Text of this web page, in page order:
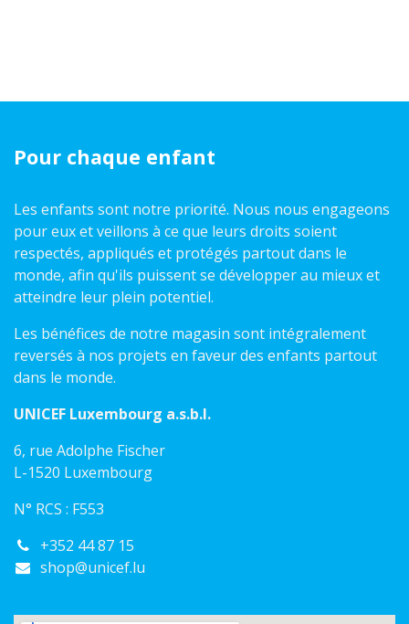
Pour chaque enfant
Les enfants sont notre priorité. Nous nous engageons
pour eux et veillons à ce que leurs droits soient
respectés, appliqués et protégés partout dans le
monde, afin qu'ils puissent se développer au mieux et
atteindre leur plein potentiel.
Les bénéfices de notre magasin sont intégralement
reversés à nos projets en faveur des enfants partout
dans le monde.
UNICEF Luxembourg a.s.b.l.
6, rue Adolphe Fischer
L-1520 Luxembourg
N° RCS : F553
+352 44 87 15
shop@unicef.lu